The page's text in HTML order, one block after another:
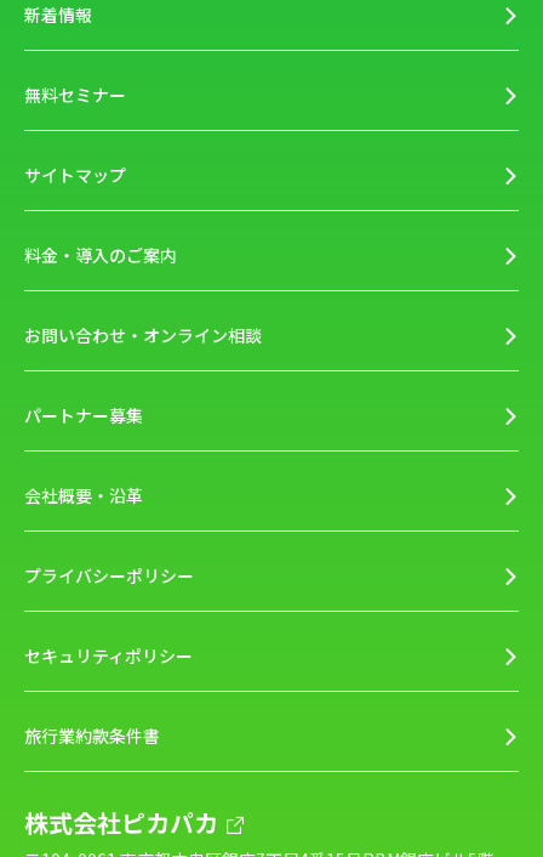
新着情報
無料セミナー
サイトマップ
料金・導入のご案内
お問い合わせ・オンライン相談
パートナー募集
会社概要・沿革
プライバシーポリシー
セキュリティポリシー
旅行業約款条件書
株式会社ピカパカ